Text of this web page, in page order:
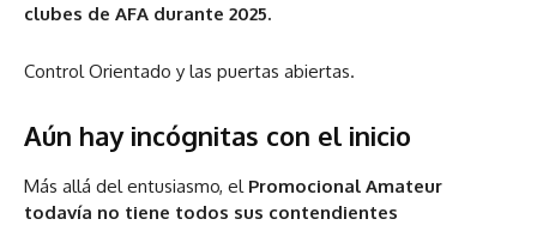
clubes de AFA durante 2025.
Control Orientado y las puertas abiertas.
Aún hay incógnitas con el inicio
Más allá del entusiasmo, el Promocional Amateur
todavía no tiene todos sus contendientes